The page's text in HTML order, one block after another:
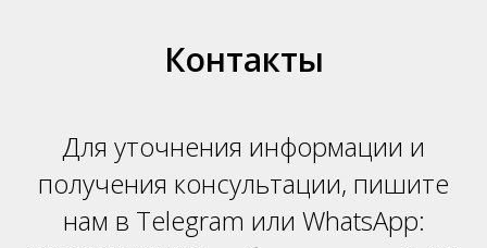
Контакты
Для уточнения информации и
получения консультации, пишите
нам в Telegram или WhatsApp: